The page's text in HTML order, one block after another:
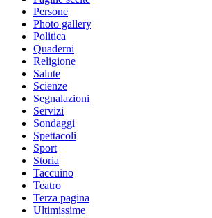
Persone
Photo gallery
Politica
Quaderni
Religione
Salute
Scienze
Segnalazioni
Servizi
Sondaggi
Spettacoli
Sport
Storia
Taccuino
Teatro
Terza pagina
Ultimissime